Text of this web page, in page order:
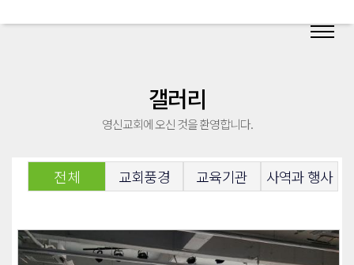
갤러리
영신교회에 오신 것을 환영합니다.
전체 교회풍경 교육기관 사역과 행사